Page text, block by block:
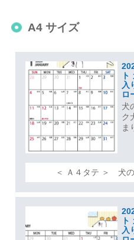
A4 サイズ
入
ロ
犬
ク
ま
＜ Ａ４タテ ＞ 犬の
入